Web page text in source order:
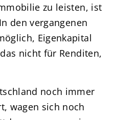
zu leisten, ist
den vergangenen
Eigenkapital
nicht für Renditen,
noch immer
wagen sich noch